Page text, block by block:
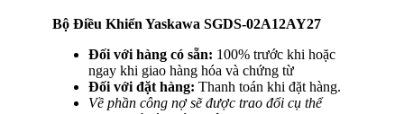
Bộ Điều Khiển Yaskawa SGDS-02A12AY27
Đối với hàng có sẵn: 100% trước khi hoặc
ngay khi giao hàng hóa và chứng từ
Đối với đặt hàng: Thanh toán khi đặt hàng.
Về phần công nợ sẽ được trao đổi cụ thể